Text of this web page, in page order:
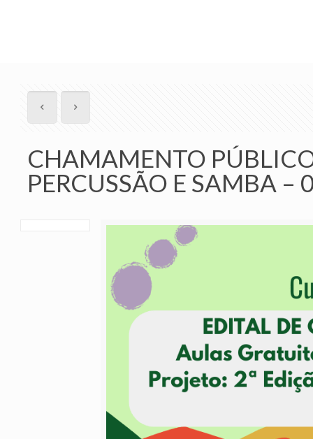
CHAMAMENTO
PERCUSSÃO E SAMBA –